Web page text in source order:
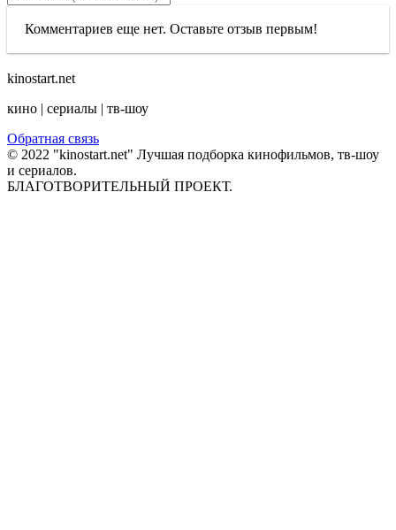
Комментариев еще нет. Оставьте отзыв первым!
kinostart.net
кино | сериалы | тв-шоу
Обратная связь
© 2022 "kinostart.net" Лучшая подборка кинофильмов, тв-шоу
и сериалов.
БЛАГОТВОРИТЕЛЬНЫЙ ПРОЕКТ.